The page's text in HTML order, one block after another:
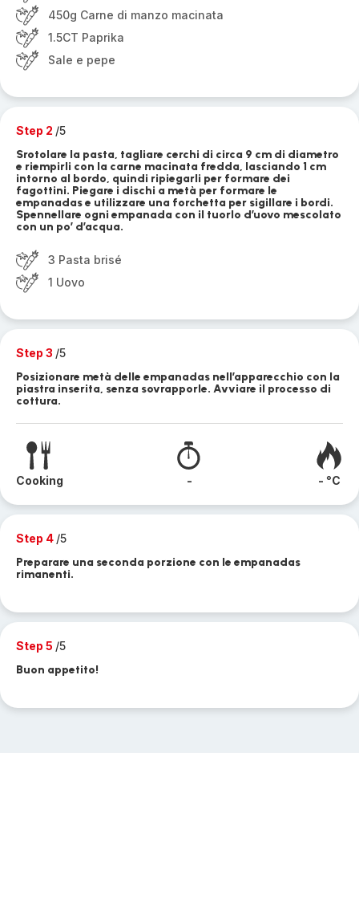
450g Carne di manzo macinata
1.5CT Paprika
Sale e pepe
Step 2 /5
Srotolare la pasta, tagliare cerchi di circa 9 cm di diametro
e riempirli con la carne macinata fredda, lasciando 1 cm
intorno al bordo, quindi ripiegarli per formare dei
fagottini. Piegare i dischi a metà per formare le
empanadas e utilizzare una forchetta per sigillare i bordi.
Spennellare ogni empanada con il tuorlo d’uovo mescolato
con un po’ d’acqua.
3 Pasta brisé
1 Uovo
Step 3 /5
Posizionare metà delle empanadas nell’apparecchio con la
piastra inserita, senza sovrapporle. Avviare il processo di
cottura.
Cooking - - °C
Step 4 /5
Preparare una seconda porzione con le empanadas
rimanenti.
Step 5 /5
Buon appetito!